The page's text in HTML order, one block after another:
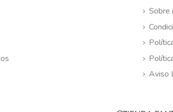
Sobre
Aviso